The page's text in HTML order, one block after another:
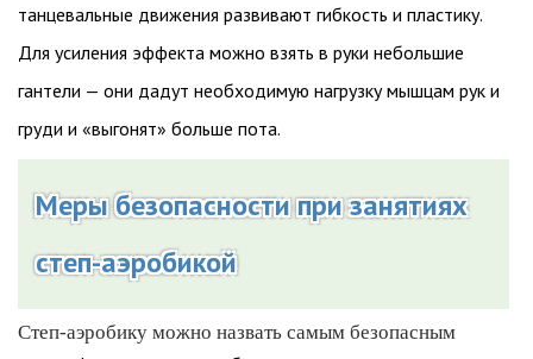
танцевальные движения развивают гибкость и пластику.
Для усиления эффекта можно взять в руки небольшие
гантели — они дадут необходимую нагрузку мышцам рук и
груди и «выгонят» больше пота.
Меры безопасности при занятиях
степ-аэробикой
Степ-аэробику можно назвать самым безопасным